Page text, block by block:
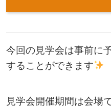
今回の見学会は事前に
することができます
見学会開催期間は会場